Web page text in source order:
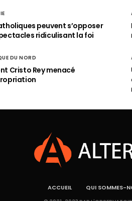
peuvent s’opposer
ridiculisant la foi
DU NORD
Cristo Rey menacé
ACCUEIL QUI SOMMES-